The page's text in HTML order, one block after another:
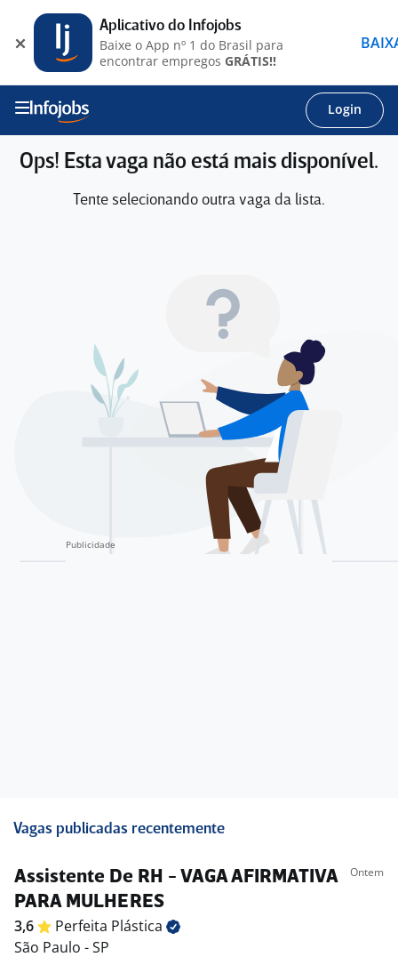
Login
Ops! Esta vaga não está mais disponível.
Tente selecionando outra vaga da lista.
Vagas publicadas recentemente
Assistente De RH - VAGA AFIRMATIVA
PARA MULHERES
Ontem
3,6 Perfeita Plástica
São Paulo - SP
Aplicativo do Infojobs
Baixe o App nº 1 do Brasil para
encontrar empregos GRÁTIS!!